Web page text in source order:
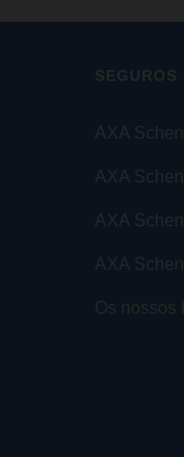
SEGUROS
AXA
AXA
AXA
AXA
Os nossos